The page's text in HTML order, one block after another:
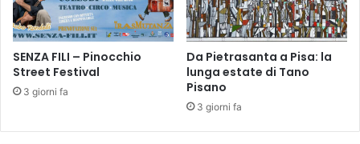
SENZA FILI – Pinocchio
Street Festival
3 giorni fa
Da Pietrasanta a Pisa: la
lunga estate di Tano
Pisano
3 giorni fa